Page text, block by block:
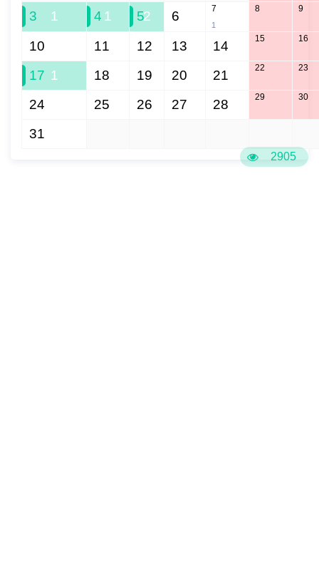
2905
3 1 4 1 52 6 7
1
8 9
10 11 12 13 14 15 16
17 1 18 19 20 21 22 23
24 25 26 27 28 29 30
31